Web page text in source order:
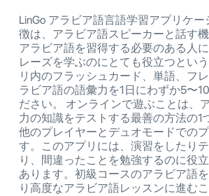
LinGo アラビア語言語学習アプリケ
徴は、アラビア語スピーカーと話す
アラビア語を習得する必要のある人
レーズを学ぶのにとても役立つとい
リ内のフラッシュカード、単語、フ
ラビア語の語彙力を1日にわずか5〜
ださい。 オンラインで遊ぶことは、
力の知識をテストする最善の方法の1
他のプレイヤーとデュオモードでの
す。このアプリには、演習をしたり
り、間違ったことを勉強するのに役
あります。初級コースのアラビア語
り高度なアラビア語レッスンに進むこ